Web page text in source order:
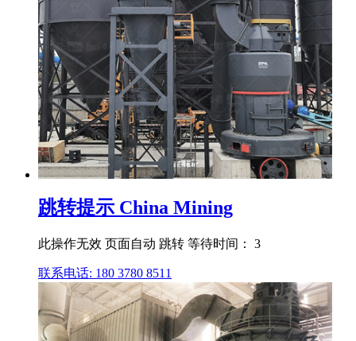
跳转提示 China Mining
此操作无效 页面自动 跳转 等待时间： 3
联系电话: 180 3780 8511